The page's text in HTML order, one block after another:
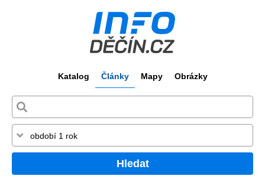
Katalog Články Mapy Obrázky
Hledat